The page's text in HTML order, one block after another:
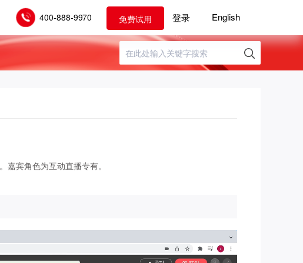
400-888-9970 免费试用 登录 English
宾角色为互动直播专有。